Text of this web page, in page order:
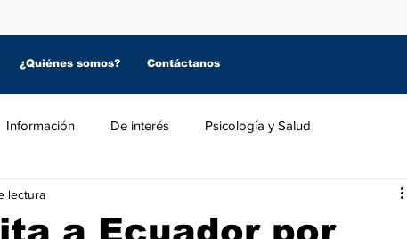
¿Quiénes somos? Contáctanos
Información De interés Psicología y Salud
a Ecuador por
lectura